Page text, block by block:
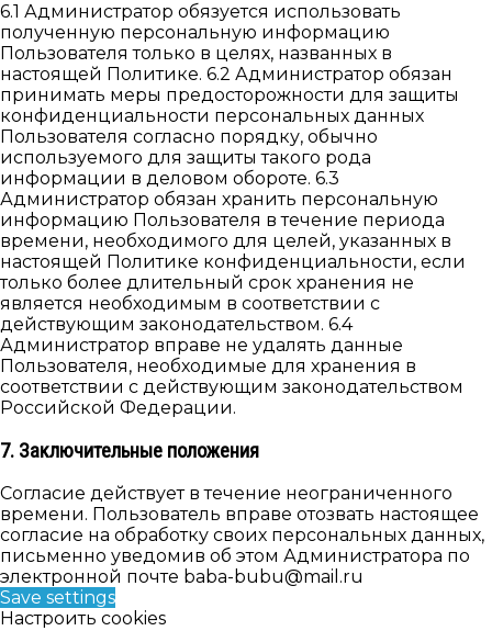
6.1 Администратор обязуется использовать
полученную персональную информацию
Пользователя только в целях, названных в
настоящей Политике. 6.2 Администратор обязан
принимать меры предосторожности для защиты
конфиденциальности персональных данных
Пользователя согласно порядку, обычно
используемого для защиты такого рода
информации в деловом обороте. 6.3
Администратор обязан хранить персональную
информацию Пользователя в течение периода
времени, необходимого для целей, указанных в
настоящей Политике конфиденциальности, если
только более длительный срок хранения не
является необходимым в соответствии с
действующим законодательством. 6.4
Администратор вправе не удалять данные
Пользователя, необходимые для хранения в
соответствии с действующим законодательством
Российской Федерации.
7. Заключительные положения
Согласие действует в течение неограниченного
времени. Пользователь вправе отозвать настоящее
согласие на обработку своих персональных данных,
письменно уведомив об этом Администратора по
электронной почте baba-bubu@mail.ru
Save settings
Настроить cookies